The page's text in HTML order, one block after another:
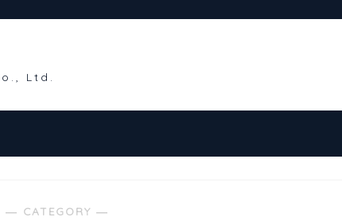
― CATEGORY ―